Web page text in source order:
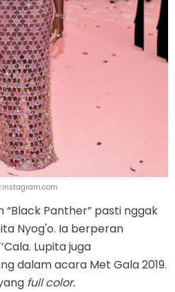
“Black Panther” pasti nggak
Nyog'o. Ia berperan
Lupita juga
dalam acara Met Gala 2019.
full color.